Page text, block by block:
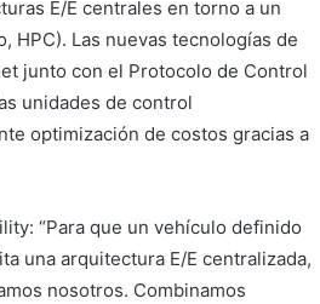
E/E centrales en torno a un
Las nuevas tecnologías de
junto con el Protocolo de Control
unidades de control
optimización de costos gracias a
“Para que un vehículo definido
una arquitectura E/E centralizada,
nosotros. Combinamos